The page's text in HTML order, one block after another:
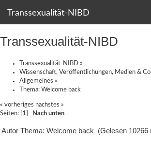
Transsexualität-NIBD
Transsexualität-NIBD
Transsexualität-NIBD »
Wissenschaft, Veröffentlichungen, Medien & Co
Allgemeines »
Thema: Welcome back
« vorheriges nächstes »
Seiten: [ 1 Nach unten
Autor Thema: Welcome back (Gelesen 10266